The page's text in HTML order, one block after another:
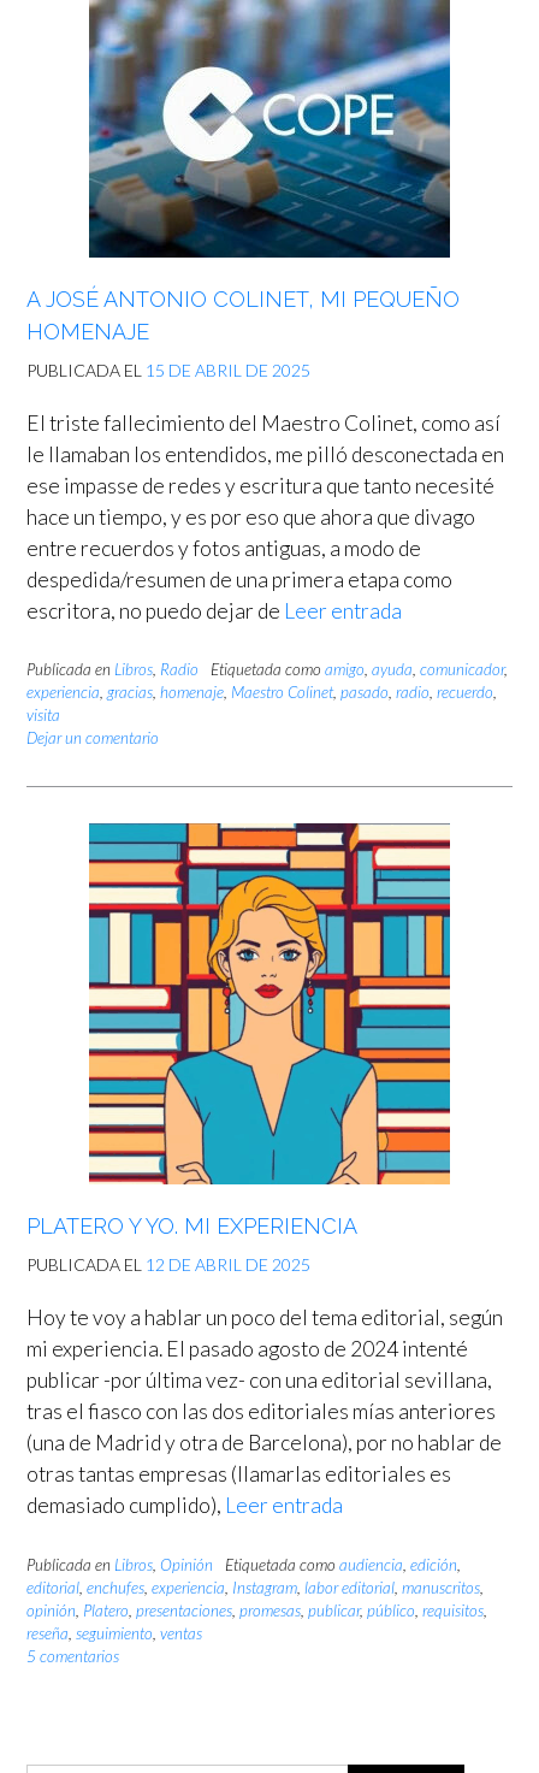
A JOSÉ ANTONIO COLINET, MI PEQUEÑO
HOMENAJE
PUBLICADA EL 15 DE ABRIL DE 2025
El triste fallecimiento del Maestro Colinet, como así
le llamaban los entendidos, me pilló desconectada en
ese impasse de redes y escritura que tanto necesité
hace un tiempo, y es por eso que ahora que divago
entre recuerdos y fotos antiguas, a modo de
despedida/resumen de una primera etapa como
escritora, no puedo dejar de Leer entrada
Publicada en Libros, Radio Etiquetada como amigo, ayuda, comunicador,
experiencia,gracias, homenaje, Maestro Colinet, pasado, radio, recuerdo,
visita
Dejar un comentario
PLATERO Y YO. MI EXPERIENCIA
PUBLICADA EL 12 DE ABRIL DE 2025
Hoy te voy a hablar un poco del tema editorial, según
mi experiencia. El pasado agosto de 2024 intenté
publicar -por última vez- con una editorial sevillana,
tras el fiasco con las dos editoriales mías anteriores
(una de Madrid y otra de Barcelona), por no hablar de
otras tantas empresas (llamarlas editoriales es
demasiado cumplido), Leer entrada
Publicada en Libros Opinión Etiquetada como audiencia edición
editorial enchufes experiencia Instagram labor editorial manuscritos
opinión Platero presentaciones promesas publicar, público requisitos
reseña seguimiento ventas
5 comentarios